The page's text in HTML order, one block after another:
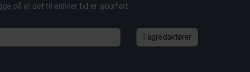
på at det til enhver tid er ajourført.